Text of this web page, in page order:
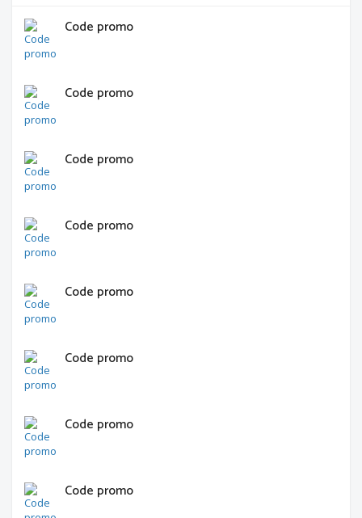
Code promo
Code promo
Code promo
Code promo
Code promo
Code promo
Code promo
Code promo